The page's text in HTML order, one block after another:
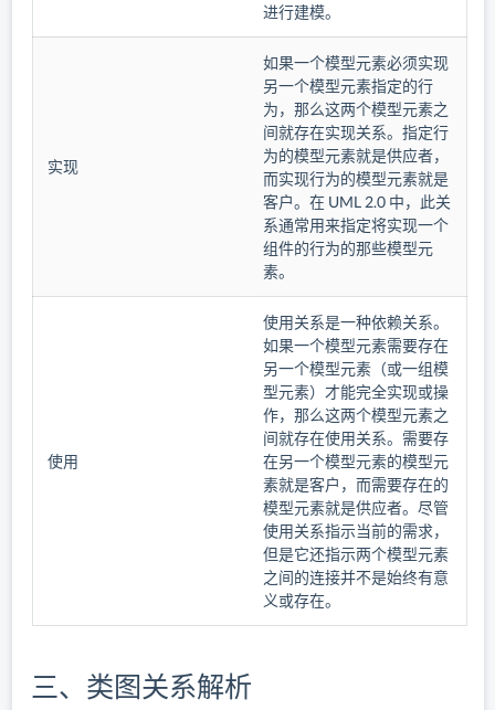
进行建模。
实现
如果一个模型元素必须实现
另一个模型元素指定的行
为，那么这两个模型元素之
间就存在实现关系。指定行
为的模型元素就是供应者，
而实现行为的模型元素就是
客户。在 UML 2.0 中，此关
系通常用来指定将实现一个
组件的行为的那些模型元
素。
使用
使用关系是一种依赖关系。
如果一个模型元素需要存在
另一个模型元素（或一组模
型元素）才能完全实现或操
作，那么这两个模型元素之
间就存在使用关系。需要存
在另一个模型元素的模型元
素就是客户，而需要存在的
模型元素就是供应者。尽管
使用关系指示当前的需求，
但是它还指示两个模型元素
之间的连接并不是始终有意
义或存在。
三、类图关系解析